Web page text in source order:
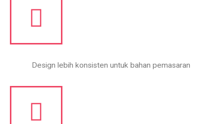
Design lebih konsisten untuk bahan pemasaran